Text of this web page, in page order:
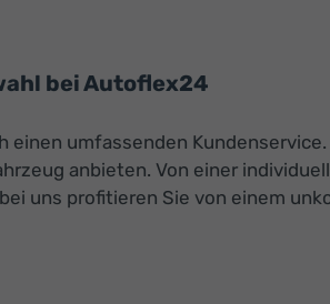
bei Autoflex24
umfassenden Kundenservice.
anbieten. Von einer
uns profitieren Sie von einem